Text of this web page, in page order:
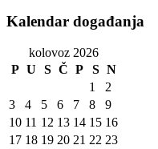
Kalendar događanja
kolovoz 2026
P U S Č P S N
1
2
3
4 5 6 7 8
9
10 11 12 13 14 15 16
17 18 19 20 21 22 23